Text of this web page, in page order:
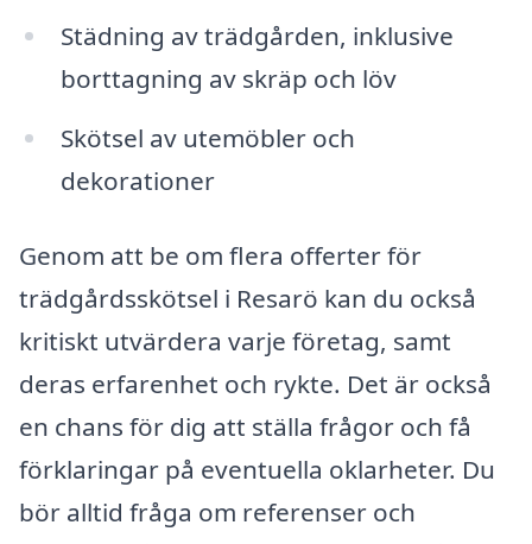
Städning av trädgården, inklusive
borttagning av skräp och löv
Skötsel av utemöbler och
dekorationer
Genom att be om flera offerter för
trädgårdsskötsel i Resarö kan du också
kritiskt utvärdera varje företag, samt
deras erfarenhet och rykte. Det är också
en chans för dig att ställa frågor och få
förklaringar på eventuella oklarheter. Du
bör alltid fråga om referenser och